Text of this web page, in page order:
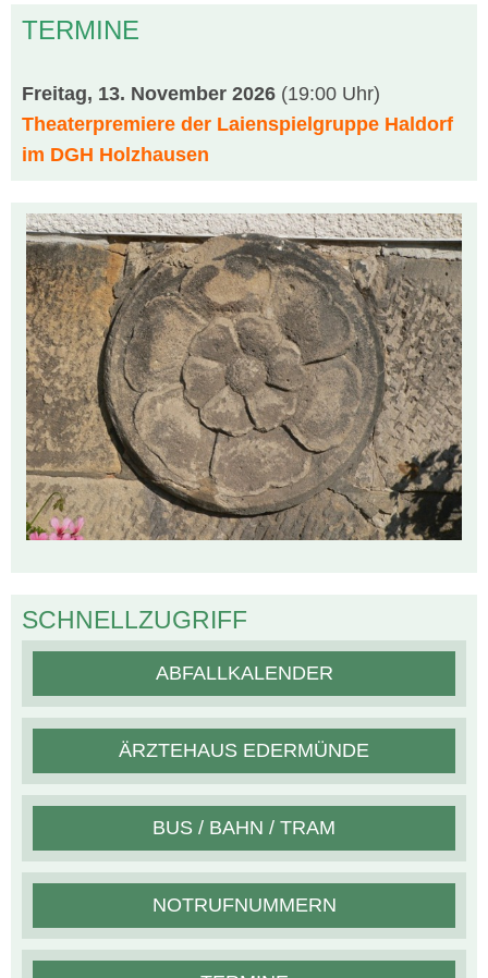
TERMINE
Freitag, 13. November 2026 (19:00 Uhr)
Theaterpremiere der Laienspielgruppe Haldorf
im DGH Holzhausen
SCHNELLZUGRIFF
ABFALLKALENDER
ÄRZTEHAUS EDERMÜNDE
BUS / BAHN / TRAM
NOTRUFNUMMERN